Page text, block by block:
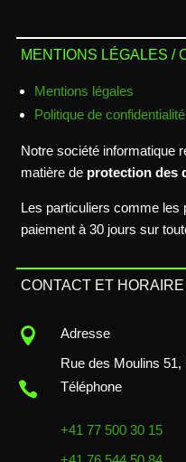
MENTIONS LÉGALES /
Mentions légales
Politique de confidentialité
Notre société informatique
matière de protection des
Les particuliers comme les
paiement à 30 jours sur
CONTACT ET HORAIRE

Adresse
Rue des Moulins 51,
 Téléphone
+41 77 500 30 15